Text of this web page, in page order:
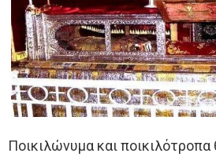
Ποικιλώνυμα και